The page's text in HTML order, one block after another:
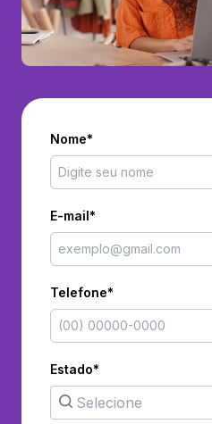
Nome*
E-mail*
Telefone*
Estado*